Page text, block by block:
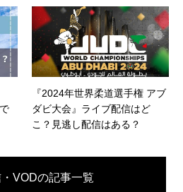
『2024年世界柔道選手権 アブ
ダビ大会』ライブ配信はど
こ？見逃し配信はある？
VODの記事一覧